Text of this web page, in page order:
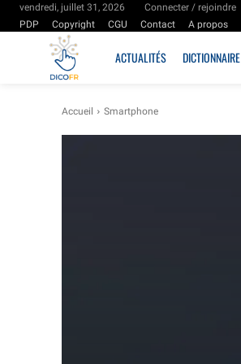
vendredi, juillet 31, 2026
Connecter / rejoindre
PDP
Copyright CGU Contact A propos
ACTUALITÉS DICTIONNAIRE
Accueil Smartphone